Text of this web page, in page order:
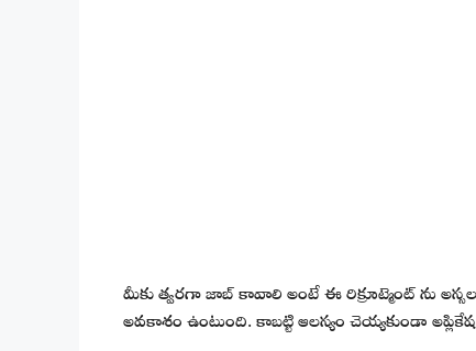
మీకు త్వరగా జాబ్ కావాలి అంటే ఈ రిక్రూట్మెంట్ ను
అవకాశం ఉంటుంది. కాబట్టి ఆలస్యం చెయ్యకుండా